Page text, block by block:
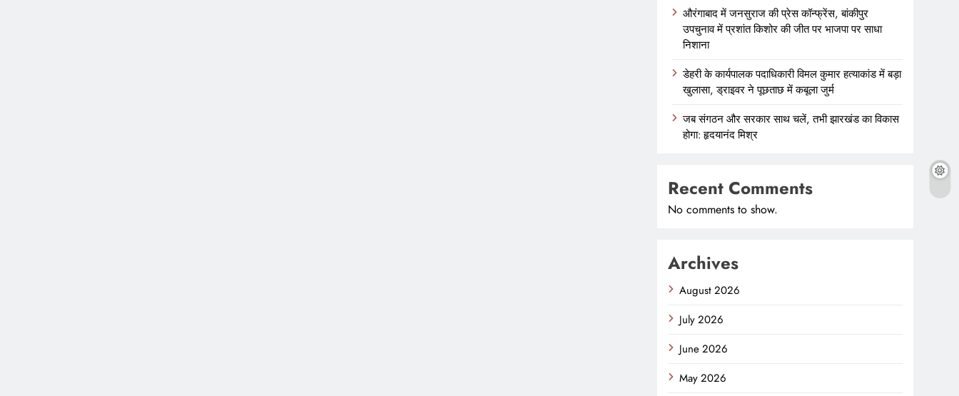
औरंगाबाद में जनसुराज की प्रेस कॉन्फ्रेंस, बांकीपुर
उपचुनाव में प्रशांत किशोर की जीत पर भाजपा पर साधा
निशाना
डेहरी के कार्यपालक पदाधिकारी विमल कुमार हत्याकांड में बड़ा
खुलासा, ड्राइवर ने पूछताछ में कबूला जुर्म
जब संगठन और सरकार साथ चलें, तभी झारखंड का विकास
होगा: हृदयानंद मिश्र
Recent Comments
No comments to show.
Archives
August 2026
July 2026
June 2026
May 2026